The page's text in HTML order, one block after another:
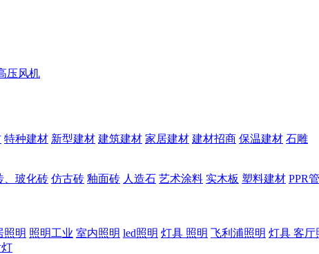
压风机
特种建材 新型建材 建筑建材 家居建材 建材招商 保温建材 石雕
、玻化砖 仿古砖 釉面砖 人造石 艺术涂料 实木板 塑料建材 PPR管
照明 照明工业 室内照明 led照明 灯具 照明 飞利浦照明 灯具 客厅